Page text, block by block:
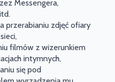
Messengera,
przerabianiu zdjęć ofiary
filmów z wizerunkiem
intymnych,
się pod